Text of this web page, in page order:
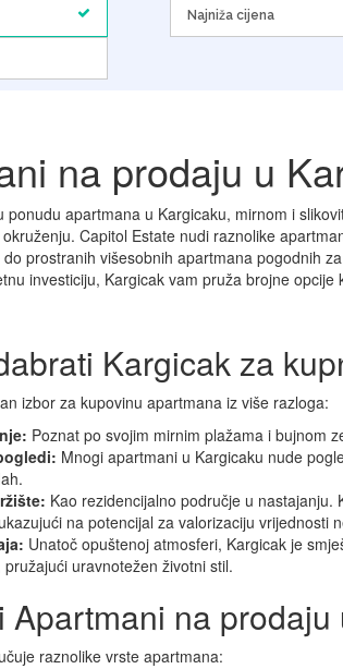
Najniža cijena
na prodaju u
ponudu apartmana u Kargicaku, mirnom i
Capitol Estate nudi raznolike
prostranih višesobnih apartmana pogodnih
investiciju, Kargicak vam pruža brojne opcije
Kargicak za
izbor za kupovinu apartmana iz više razloga:
Poznat po svojim mirnim plažama i bujnom
Mnogi apartmani u Kargicaku nude
Kao rezidencijalno područje u
na potencijal za valorizaciju vrijednosti
Unatoč opuštenoj atmosferi, Kargicak je
uravnotežen životni stil.
Apartmani na prodaju
raznolike vrste apartmana: